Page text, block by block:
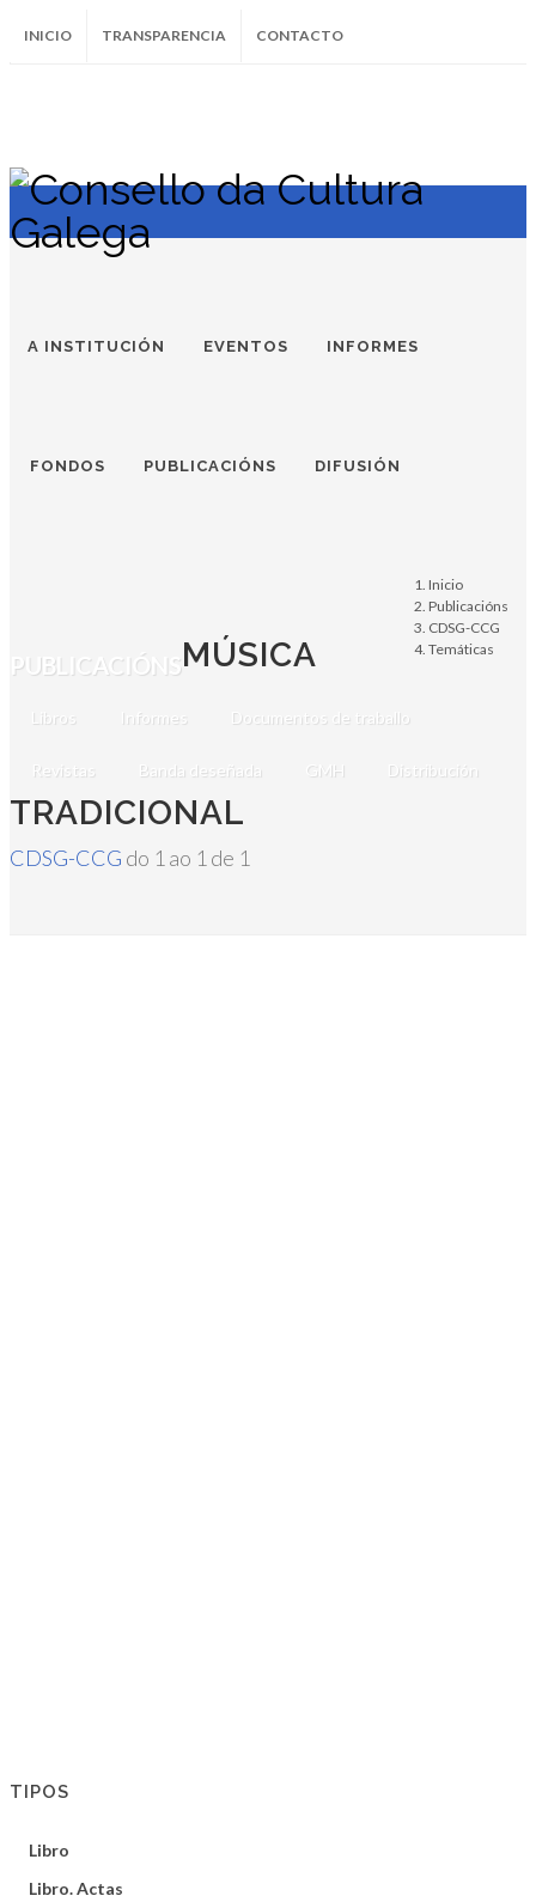
INICIO TRANSPARENCIA CONTACTO
InstagramFacebookTwitter Soundcloud
Youtube
A INSTITUCIÓN EVENTOS INFORMES
FONDOS PUBLICACIÓNS DIFUSIÓN
PUBLICACIÓNS
Libros Informes Documentos de traballo
Revistas Banda deseñada GMH Distribución
MÚSICA
TRADICIONAL
CDSG-CCG do 1 ao 1 de 1
Inicio
Publicacións
CDSG-CCG
Temáticas
TIPOS
Libro
Libro. Actas